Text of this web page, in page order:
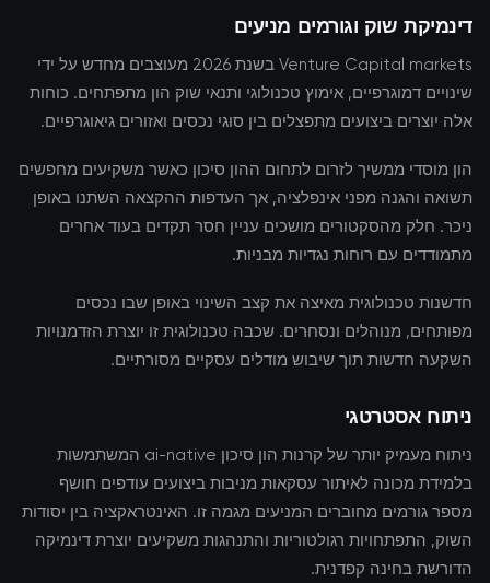
דינמיקת שוק וגורמים מניעים
Venture Capital markets בשנת 2026 מעוצבים מחדש על ידי
שינויים דמוגרפיים, אימוץ טכנולוגי ותנאי שוק הון מתפתחים. כוחות
אלה יוצרים ביצועים מתפצלים בין סוגי נכסים ואזורים גיאוגרפיים.
הון מוסדי ממשיך לזרום לתחום ההון סיכון כאשר משקיעים מחפשים
תשואה והגנה מפני אינפלציה, אך העדפות ההקצאה השתנו באופן
ניכר. חלק מהסקטורים מושכים עניין חסר תקדים בעוד אחרים
מתמודדים עם רוחות נגדיות מבניות.
חדשנות טכנולוגית מאיצה את קצב השינוי באופן שבו נכסים
מפותחים, מנוהלים ונסחרים. שכבה טכנולוגית זו יוצרת הזדמנויות
השקעה חדשות תוך שיבוש מודלים עסקיים מסורתיים.
ניתוח אסטרטגי
ניתוח מעמיק יותר של קרנות הון סיכון ai-native המשתמשות
בלמידת מכונה לאיתור עסקאות מניבות ביצועים עודפים חושף
מספר גורמים מחוברים המניעים מגמה זו. האינטראקציה בין יסודות
השוק, התפתחויות רגולטוריות והתנהגות משקיעים יוצרת דינמיקה
הדורשת בחינה קפדנית.